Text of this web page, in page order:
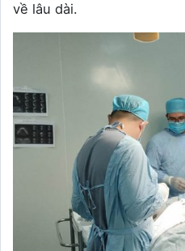
về lâu dài.